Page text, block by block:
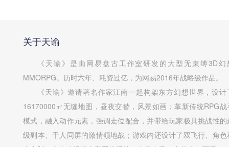
关于天谕
《天谕》是由网易盘古工作室研发的大型无束缚3D幻
MMORPG。历时六年、耗资过亿，为网易2016年战略级作品。
《天谕》邀请著名作家江南一起构架东方幻想世界，设计
16170000㎡无缝地图，昼夜交替，风景如画；革新传统RPG战
模式，融入动作元素，强调走位配合，并带给玩家极具挑战性的
级副本、千人同屏的激情领地战；游戏内还设计了双飞行、角色